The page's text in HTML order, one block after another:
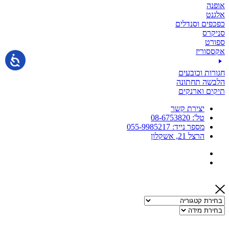
אופנה
אלגנט
כפכפים וסנדלים
סניקרס
ספורט
אקססוריז
חגורות וכובעים
הלבשה תחתונה
תיקים וארנקים
יצירת קשר
טל': 08-6753820
מספר נייד: 055-9985217
הרצל 21, אשקלון